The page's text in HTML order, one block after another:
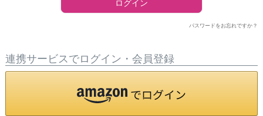
ログイン
パスワードをお忘れですか？
連携サービスでログイン・会員登録